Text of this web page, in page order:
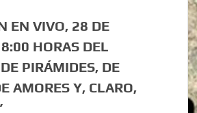
EN VIVO, 28 DE
HORAS DEL
PIRÁMIDES, DE
AMORES Y, CLARO,